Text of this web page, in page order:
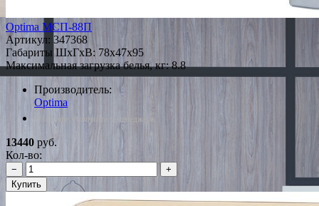
Optima МСП-88П
Артикул: 347368
Габариты ШxГxВ: 78x47x95
Максимальная загрузка белья, кг: 8.8
Производитель:
Optima
*Наличие уточняйте у менеджера
13440 руб.
Кол-во:
−
+
Купить